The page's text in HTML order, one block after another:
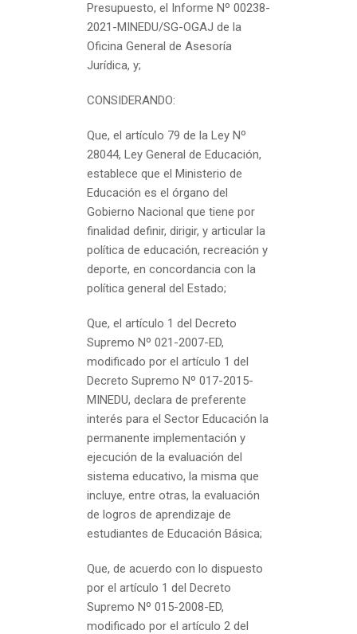
Presupuesto, el Informe Nº 00238-
2021-MINEDU/SG-OGAJ de la
Oficina General de Asesoría
Jurídica, y;
CONSIDERANDO:
Que, el artículo 79 de la Ley Nº
28044, Ley General de Educación,
establece que el Ministerio de
Educación es el órgano del
Gobierno Nacional que tiene por
finalidad definir, dirigir, y articular la
política de educación, recreación y
deporte, en concordancia con la
política general del Estado;
Que, el artículo 1 del Decreto
Supremo Nº 021-2007-ED,
modificado por el artículo 1 del
Decreto Supremo Nº 017-2015-
MINEDU, declara de preferente
interés para el Sector Educación la
permanente implementación y
ejecución de la evaluación del
sistema educativo, la misma que
incluye, entre otras, la evaluación
de logros de aprendizaje de
estudiantes de Educación Básica;
Que, de acuerdo con lo dispuesto
por el artículo 1 del Decreto
Supremo Nº 015-2008-ED,
modificado por el artículo 2 del